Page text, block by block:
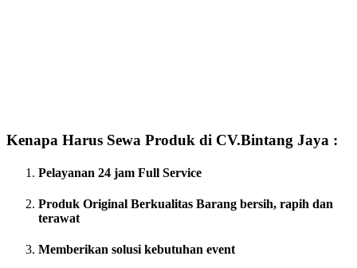
Kenapa Harus Sewa Produk di CV.Bintang Jaya :
Pelayanan 24 jam Full Service
Produk Original Berkualitas Barang bersih, rapih dan
terawat
Memberikan solusi kebutuhan event